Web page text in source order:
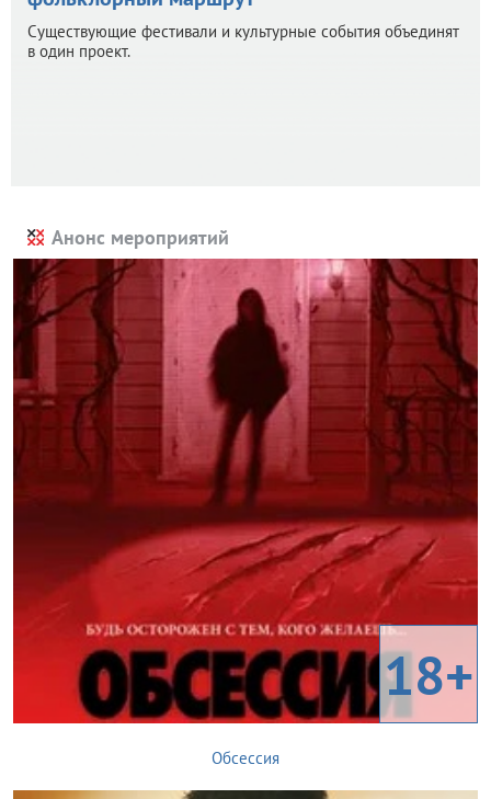
Существующие фестивали и культурные события объединят
в один проект.
Анонс мероприятий
18+
Обсессия